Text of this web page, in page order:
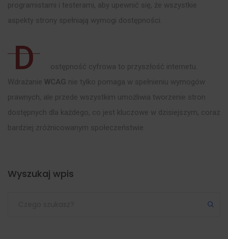
programistami i testerami, aby upewnić się, że wszystkie
aspekty strony spełniają wymogi dostępności.
D
ostępność cyfrowa to przyszłość internetu.
Wdrażanie WCAG nie tylko pomaga w spełnieniu wymogów
prawnych, ale przede wszystkim umożliwia tworzenie stron
dostępnych dla każdego, co jest kluczowe w dzisiejszym, coraz
bardziej zróżnicowanym społeczeństwie.
Wyszukaj wpis